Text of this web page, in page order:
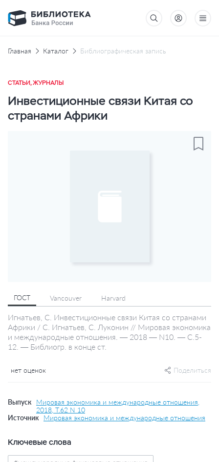
Главная Каталог Библиографическая запись
СТАТЬИ, ЖУРНАЛЫ
Инвестиционные связи Китая со
странами Африки
ГОСТ Vancouver Harvard
Игнатьев, С. Инвестиционные связи Китая со странами
Африки / С. Игнатьев, С. Луконин // Мировая экономика
и международные отношения. — 2018 — N10. — С.5-
12. — Библиогр. в конце ст.
нет оценок Поделиться
Выпуск
Мировая экономика и международные отношения,
2018, Т.62 N 10
Источник
Мировая экономика и международные отношения
Ключевые слова